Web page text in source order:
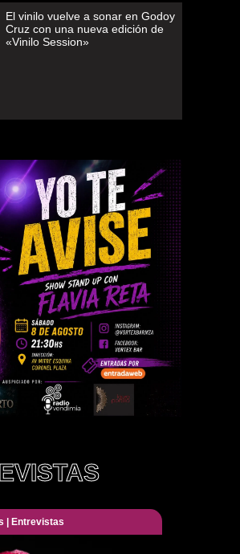
El vinilo vuelve a sonar en Godoy
Cruz con una nueva edición de
«Vinilo Session»
Entrevistas